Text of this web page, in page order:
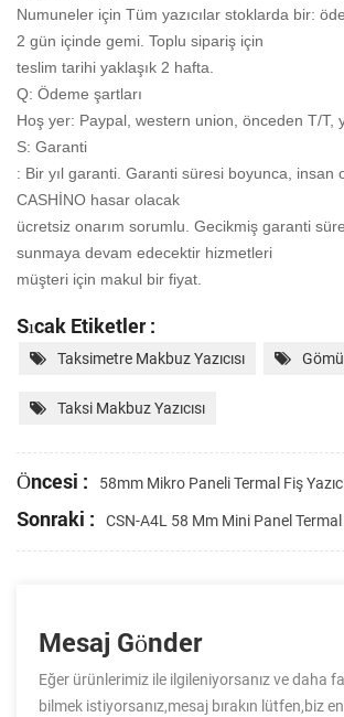
Numuneler için Tüm yazıcılar stoklarda bir:
2 gün içinde gemi. Toplu sipariş için
teslim tarihi yaklaşık 2 hafta.
Q: Ödeme şartları
Hoş yer: Paypal, western union, önceden T/T,
S: Garanti
: Bir yıl garanti. Garanti süresi boyunca, insan
CASHİNO hasar olacak
ücretsiz onarım sorumlu. Gecikmiş garanti
sunmaya devam edecektir hizmetleri
müşteri için makul bir fiyat.
Sıcak Etiketler :
Taksimetre Makbuz Yazıcısı
Taksi Makbuz Yazıcısı
Öncesi : 58mm Mikro Paneli Termal Fiş
Sonraki : CSN-A4L 58 Mm Mini Panel Termal
Mesaj Gönder
Eğer ürünlerimiz ile ilgileniyorsanız ve daha
bilmek istiyorsanız,mesaj bırakın lütfen,biz